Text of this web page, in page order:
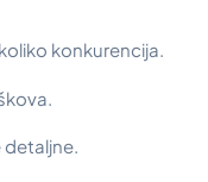
konkurencija.
detaljne.